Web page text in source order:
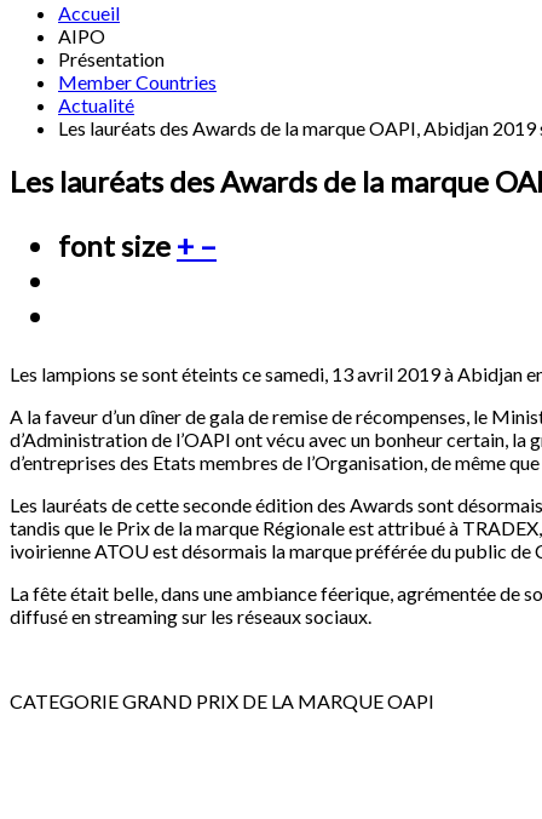
Accueil
AIPO
Présentation
Member Countries
Actualité
Les lauréats des Awards de la marque OAPI, Abidjan
Les lauréats des Awards de la marque
font size + –
Les lampions se sont éteints ce samedi, 13 avril 2019 à Abidjan
A la faveur d’un dîner de gala de remise de récompenses, le
d’Administration de l’OAPI ont vécu avec un bonheur certain,
d’entreprises des Etats membres de l’Organisation, de même
Les lauréats de cette seconde édition des Awards sont
tandis que le Prix de la marque Régionale est attribué à
ivoirienne ATOU est désormais la marque préférée du public de
La fête était belle, dans une ambiance féerique, agrémentée de
diffusé en streaming sur les réseaux sociaux.
CATEGORIE GRAND PRIX DE LA MARQUE OAPI